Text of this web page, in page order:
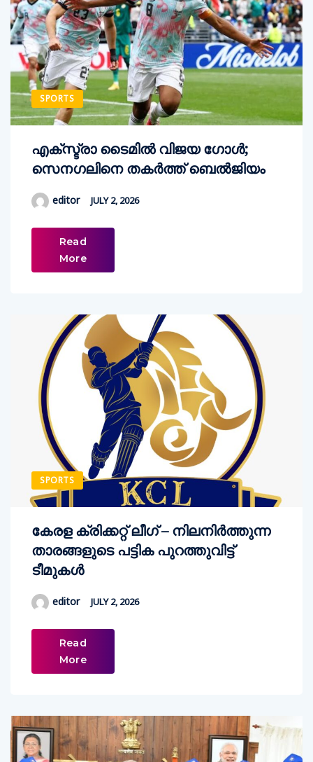
SPORTS
എക്‌സ്ട്രാ ടൈമില്‍ വിജയ ഗോള്‍;
സെനഗലിനെ തകര്‍ത്ത് ബെല്‍ജിയം
editor JULY 2, 2026
Read
More
SPORTS
കേരള ക്രിക്കറ്റ് ലീഗ് – നിലനിർത്തുന്ന
താരങ്ങളുടെ പട്ടിക പുറത്തുവിട്ട്
ടീമുകൾ
editor JULY 2, 2026
Read
More